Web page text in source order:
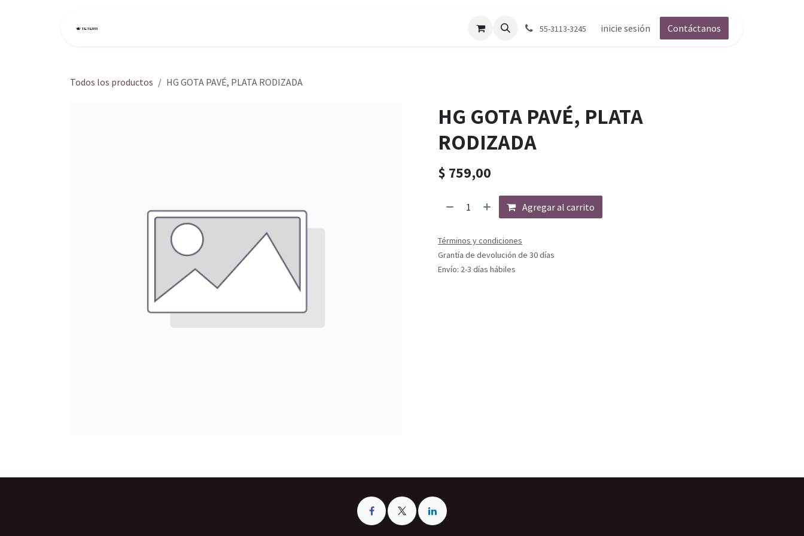
55-3113-3245 inicie sesión Contáctanos
Todos los productos HG GOTA PAVÉ, PLATA RODIZADA
HG GOTA PAVÉ, PLATA
RODIZADA
$ 759,00
Agregar al carrito
Términos y condiciones
Grantía de devolución de 30 días
Envío: 2-3 días hábiles